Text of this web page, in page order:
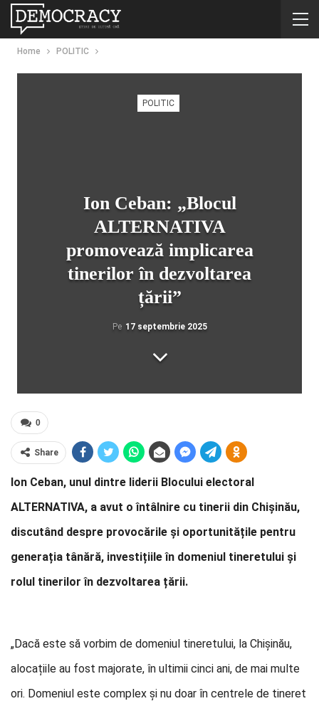
Home POLITIC
POLITIC
Ion Ceban: „Blocul
ALTERNATIVA
promovează implicarea
tinerilor în dezvoltarea
țării”
Pe 17 septembrie 2025
0
Share
Ion Ceban, unul dintre liderii Blocului electoral
ALTERNATIVA, a avut o întâlnire cu tinerii din Chișinău,
discutând despre provocările și oportunitățile pentru
generația tânără, investițiile în domeniul tineretului și
rolul tinerilor în dezvoltarea țării.
„Dacă este să vorbim de domeniul tineretului, la Chișinău,
alocațiile au fost majorate, în ultimii cinci ani, de mai multe
ori. Domeniul este complex și nu doar în centrele de tineret